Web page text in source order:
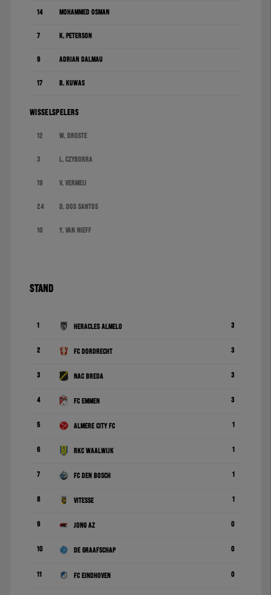
14 Mohammed Osman
7 K. Peterson
9 Adrián Dalmau
17 B. Kuwas
WISSELSPELERS
12 W. Droste
3 L. Czyborra
19 V. Vermeij
24 D. dos Santos
10 Y. van Nieff
STAND
1 Heracles Almelo 3
2 FC Dordrecht 3
3 NAC Breda 3
4 FC Emmen 3
5 Almere City FC 1
6 RKC Waalwijk 1
7 FC Den Bosch 1
8 Vitesse 1
9 Jong AZ 0
10 De Graafschap 0
11 FC Eindhoven 0